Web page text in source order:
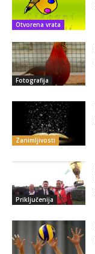
Otvorena vrata
Fotografija
Zanimljivosti
Priključenija